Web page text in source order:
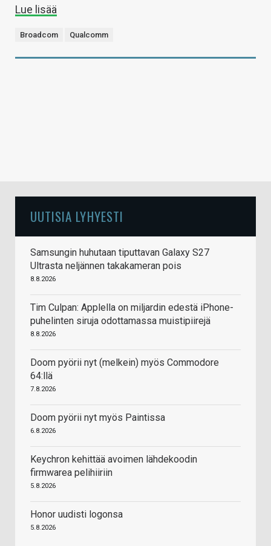
Lue lisää
Broadcom Qualcomm
UUTISIA LYHYESTI
Samsungin huhutaan tiputtavan Galaxy S27
Ultrasta neljännen takakameran pois
8.8.2026
Tim Culpan: Applella on miljardin edestä iPhone-
puhelinten siruja odottamassa muistipiirejä
8.8.2026
Doom pyörii nyt (melkein) myös Commodore
64:llä
7.8.2026
Doom pyörii nyt myös Paintissa
6.8.2026
Keychron kehittää avoimen lähdekoodin
firmwarea pelihiiriin
5.8.2026
Honor uudisti logonsa
5.8.2026